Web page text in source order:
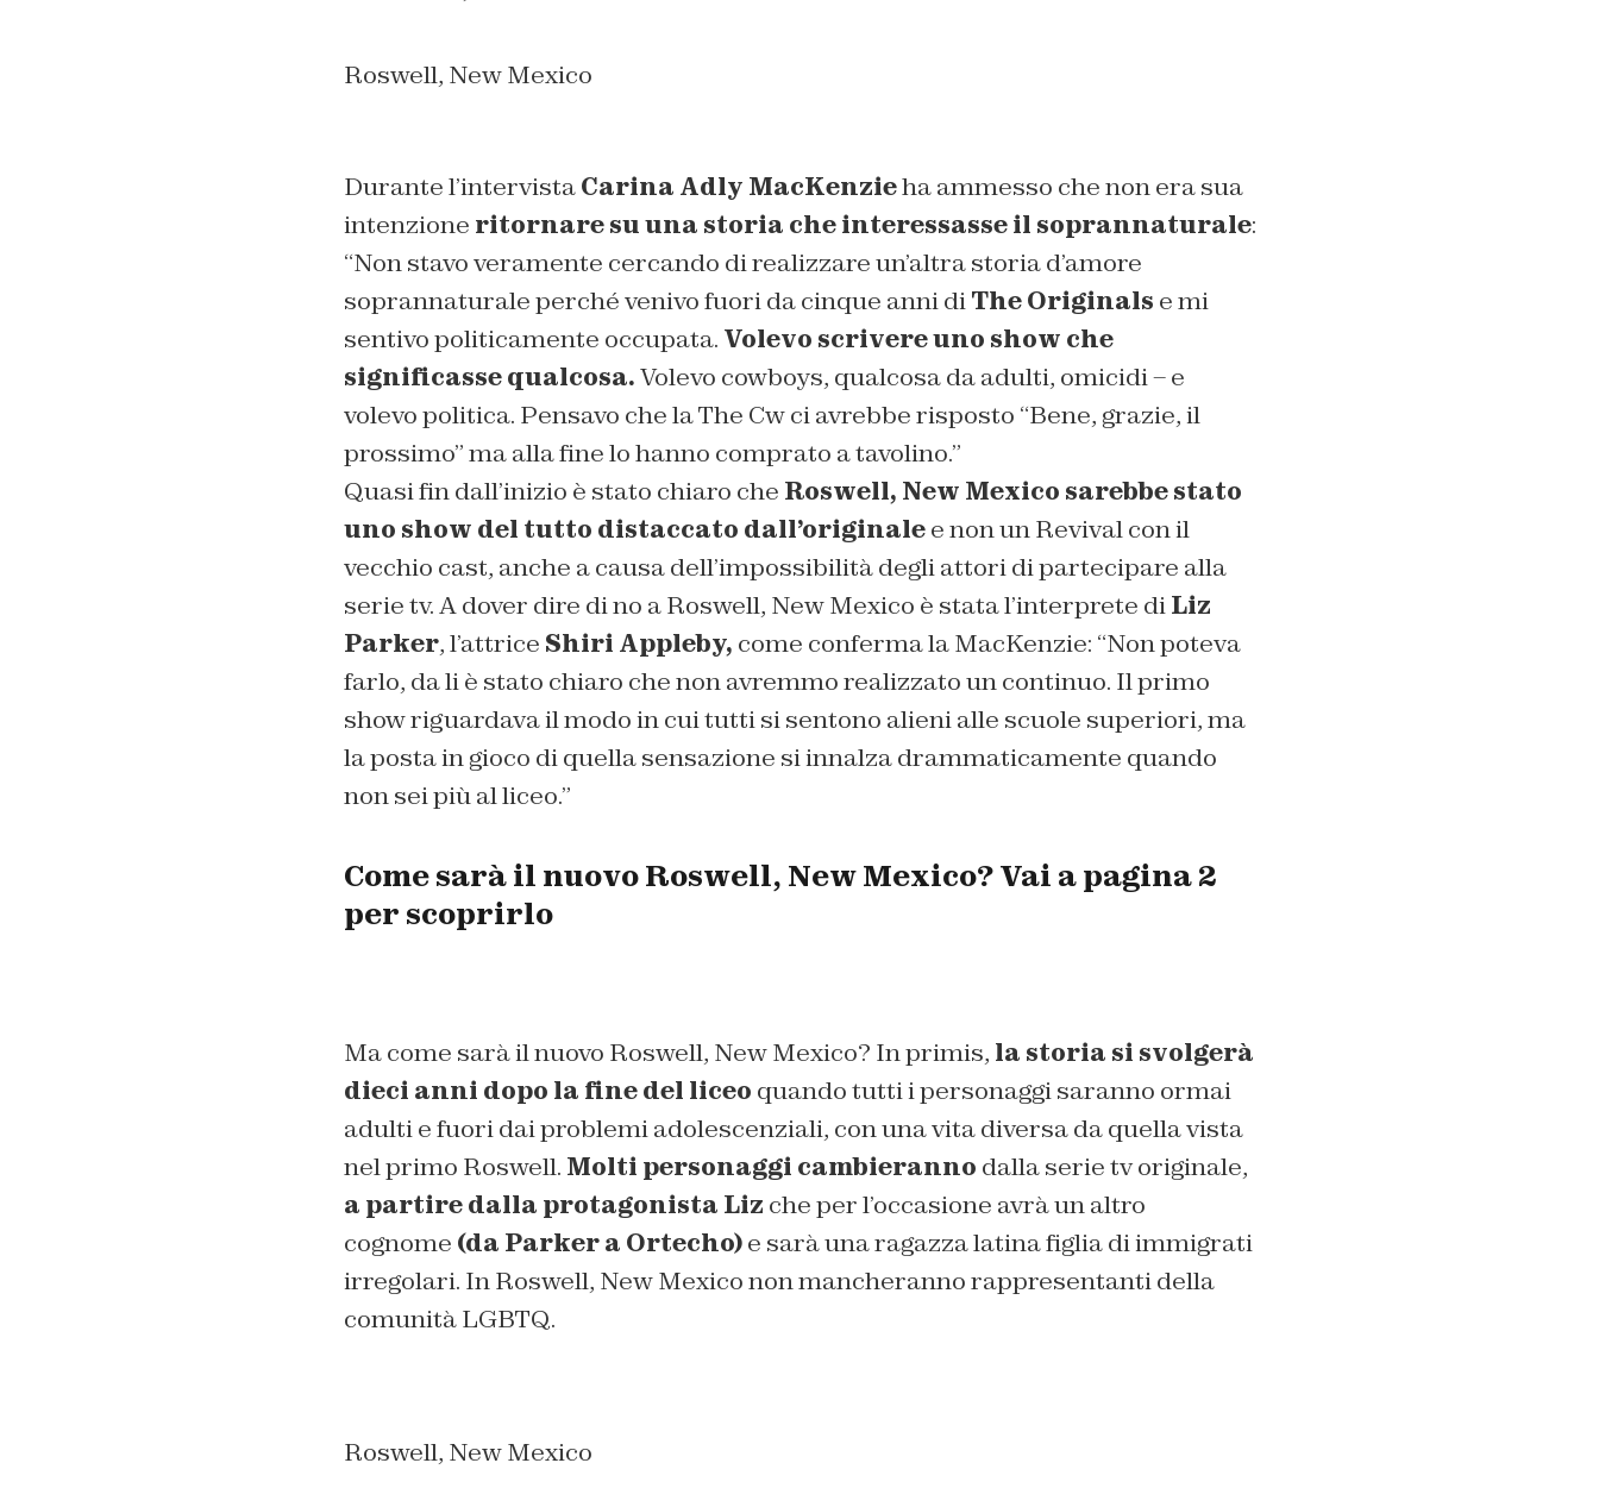
Roswell, New Mexico
Durante l’intervistaCarina Adly MacKenzieha ammesso che non era sua
intenzione ritornare su una storia che interessasse il soprannaturale:
“Non stavo veramente cercando di realizzare un’altra storia d’amore
soprannaturale perché venivo fuori da cinque anni diThe Originals e mi
sentivo politicamente occupata. Volevo scrivere uno show che
significasse qualcosa.Volevo cowboys, qualcosa da adulti, omicidi – e
volevo politica. Pensavo che la The Cw ci avrebbe risposto “Bene, grazie, il
prossimo” ma alla fine lo hanno comprato a tavolino.”
Quasi fin dall’inizio è stato chiaro che Roswell, New Mexico sarebbe stato
uno show del tutto distaccato dall’originalee non un Revival con il
vecchio cast, anche a causa dell’impossibilità degli attori di partecipare alla
serie tv. A dover dire di no a Roswell, New Mexico è stata l’interprete diLiz
Parker, l’attrice Shiri Appleby, come conferma la MacKenzie: “Non poteva
farlo, da li è stato chiaro che non avremmo realizzato un continuo. Il primo
show riguardava il modo in cui tutti si sentono alieni alle scuole superiori, ma
la posta in gioco di quella sensazione si innalza drammaticamente quando
non sei più al liceo.”
Come sarà il nuovo Roswell, New Mexico? Vai a pagina 2
per scoprirlo
Ma come sarà il nuovo Roswell, New Mexico? In primis, la storia si svolgerà
dieci anni dopo la fine del liceo quando tutti i personaggi saranno ormai
adulti e fuori dai problemi adolescenziali, con una vita diversa da quella vista
nel primo Roswell. Molti personaggi cambieranno dalla serie tv originale,
a partire dalla protagonista Liz che per l’occasione avrà un altro
cognome (da Parker a Ortecho)e sarà una ragazza latina figlia di immigrati
irregolari. In Roswell, New Mexico non mancheranno rappresentanti della
comunità LGBTQ.
Roswell, New Mexico